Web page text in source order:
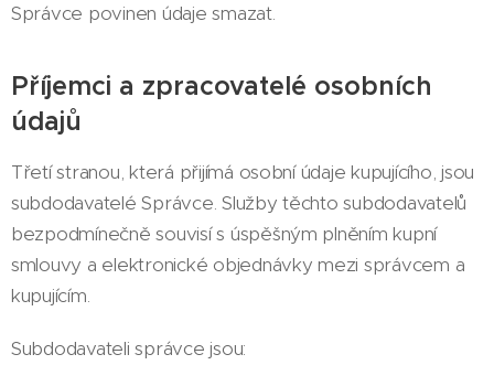
Správce povinen údaje smazat.
Příjemci a zpracovatelé osobních
údajů
Třetí stranou, která přijímá osobní údaje kupujícího, jsou
subdodavatelé Správce. Služby těchto subdodavatelů
bezpodmínečně souvisí s úspěšným plněním kupní
smlouvy a elektronické objednávky mezi správcem a
kupujícím.
Subdodavateli správce jsou: